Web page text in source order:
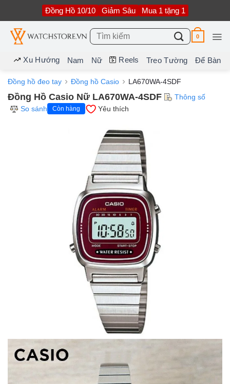
nội
dung
Đồng Hồ 10/10 Giảm Sâu Mua 1 tặng 1
Tìm
kiếm:
0
Xu Hướng Nam Nữ Reels Treo Tường Để Bàn
Đồng hồ đeo tay Đồng hồ Casio LA670WA-4SDF
Đồng Hồ Casio Nữ LA670WA-4SDF
Thông số
So sánh
Còn hàng Yêu thích